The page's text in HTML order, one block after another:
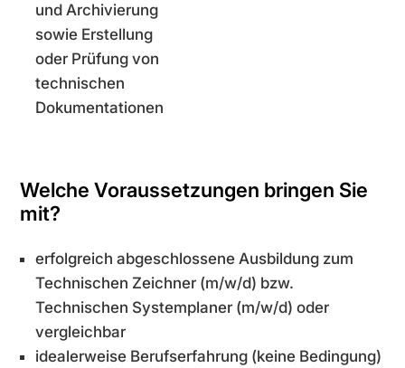
und Archivierung
sowie Erstellung
oder Prüfung von
technischen
Dokumentationen
Welche Voraussetzungen bringen Sie
mit?
erfolgreich abgeschlossene Ausbildung zum
Technischen Zeichner (m/w/d) bzw.
Technischen Systemplaner (m/w/d) oder
vergleichbar
idealerweise Berufserfahrung (keine Bedingung)